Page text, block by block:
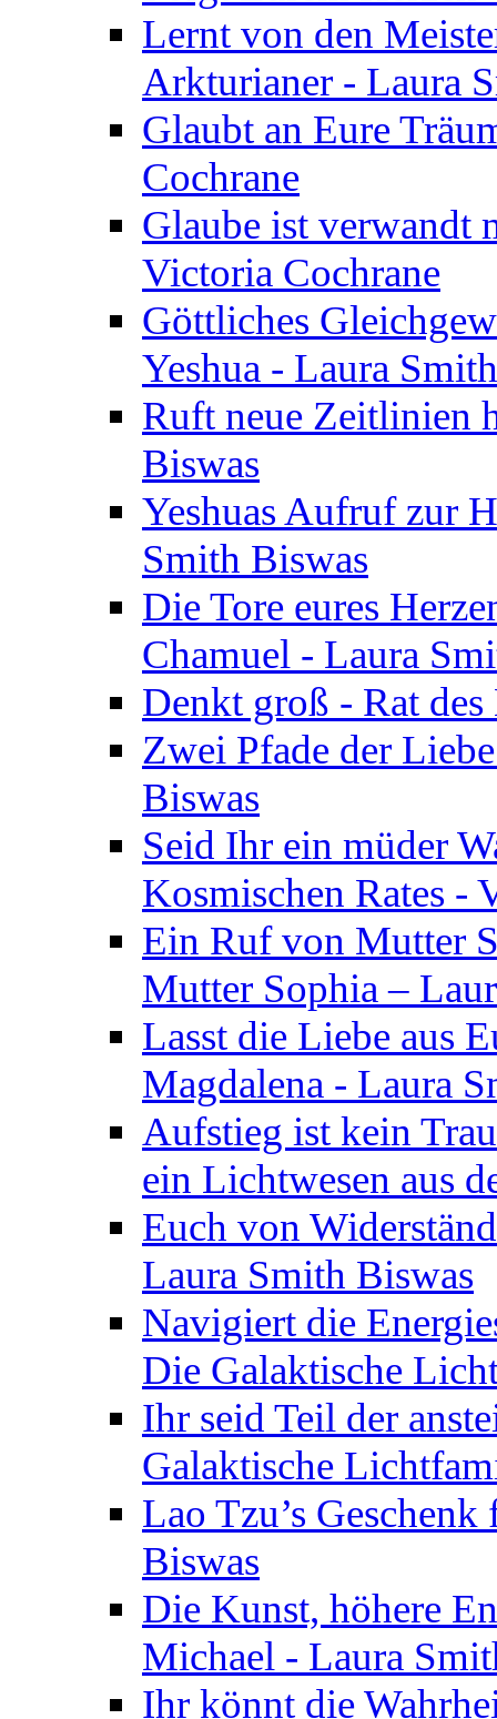
Lernt von den
Arkturianer - Laura
Glaubt an Eure
Cochrane
Glaube ist verwandt
Victoria Cochrane
Göttliches
Yeshua - Laura
Ruft neue Zeitlinien
Biswas
Yeshuas Aufruf zur
Smith Biswas
Die Tore eures
Chamuel - Laura
Denkt groß - Rat
Zwei Pfade der
Biswas
Seid Ihr ein müder
Kosmischen Rates -
Ein Ruf von Mutter
Mutter Sophia –
Lasst die Liebe aus
Magdalena - Laura
Aufstieg ist kein
ein Lichtwesen aus
Euch von
Laura Smith Biswas
Navigiert die
Die Galaktische
Ihr seid Teil der
Galaktische
Lao Tzu’s
Biswas
Die Kunst, höhere
Michael - Laura
Ihr könnt die